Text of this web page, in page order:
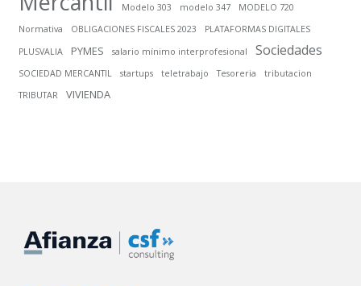
Modelo 303 modelo 347
MODELO 720
Normativa
OBLIGACIONES FISCALES 2023
PLATAFORMAS DIGITALES
PLUSVALIA
PYMES salario mínimo interprofesional Sociedades
SOCIEDAD MERCANTIL startups teletrabajo Tesoreria
tributacion
TRIBUTAR
VIVIENDA